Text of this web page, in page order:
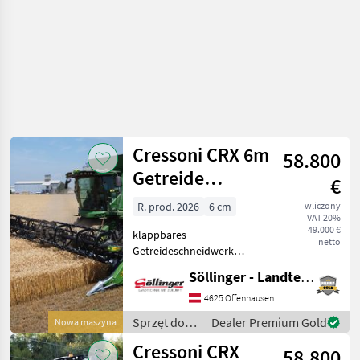
Nowa maszyna
Cressoni CRX 6m
Getreide
klappbar
58.800
€
wliczony
VAT 20%
49.000 €
netto
R. prod. 2026
6 cm
klappbares
Getreideschneidwerk
/ 6, 6m / 7, 2m/7, 6m
Vorteile: >geringes
Einsatzgewicht >großer
Haspeldurchmesser
>großer Einzugswa
Söllinger - Landtechnik GmbH
4625 Offenhausen
Sprzęt do
zbioru pole
uprawne /
Dealer Premium Gold
Cressoni CRX